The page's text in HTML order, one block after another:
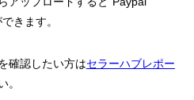
きます。
確認したい方はセラーハブレポー
。